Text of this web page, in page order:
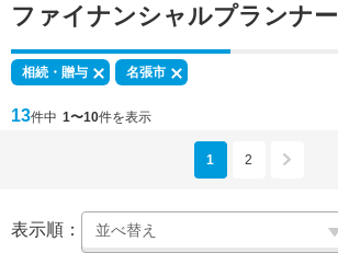
ファイナンシャルプランナー
相続・贈与 名張市
13件中 1〜10件を表示
1 2
表示順：